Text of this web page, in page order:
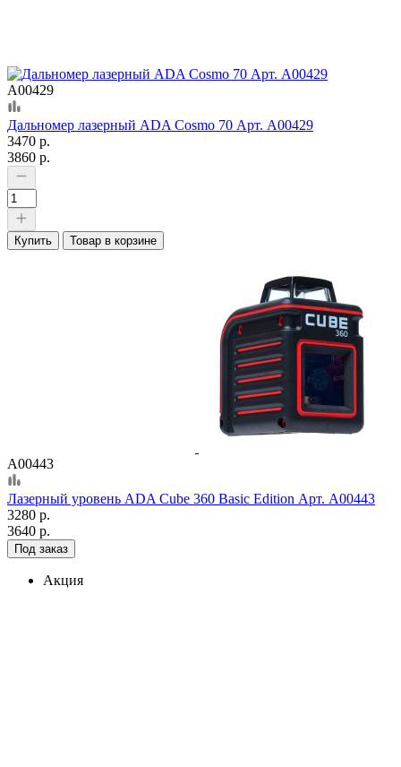
А00429
Дальномер лазерный ADA Cosmo 70 Арт. А00429
3470 р.
3860 р.
Купить Товар в корзине
А00443
Лазерный уровень ADA Cube 360 Basic Edition Арт. А00443
3280 р.
3640 р.
Под заказ
Акция